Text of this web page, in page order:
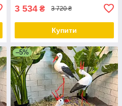
3 534 ₴ 3 720 ₴
Купити
–5%